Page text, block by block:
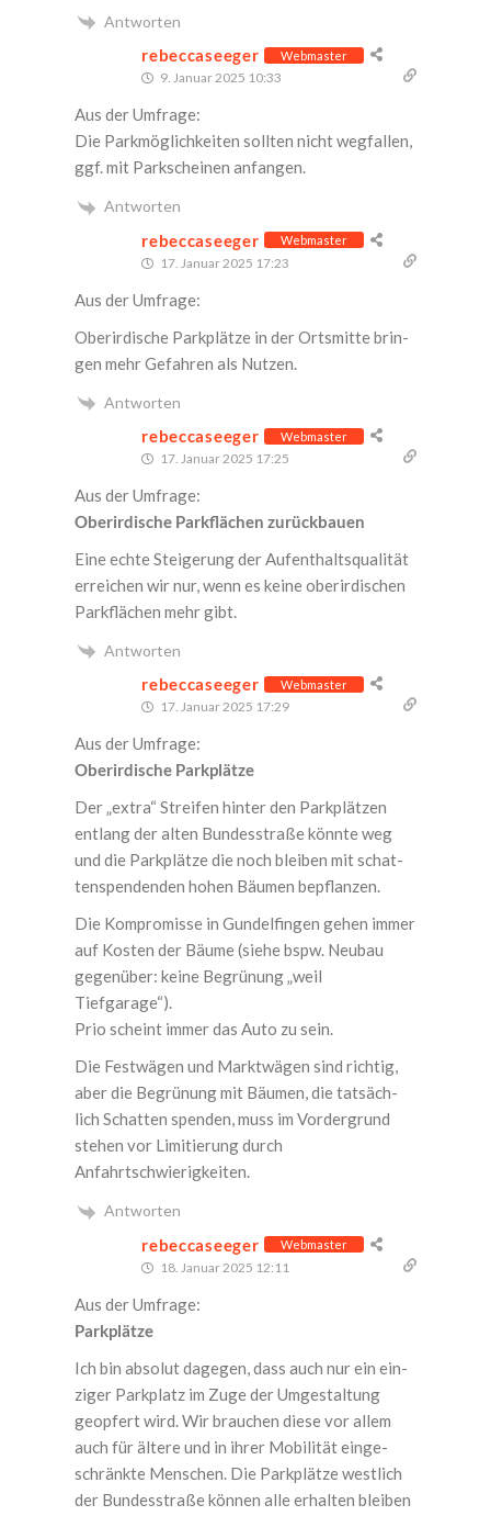
Antworten
rebeccaseeger Webmaster
9. Januar 2025 10:33
Aus der Umfrage:
Die Park­mög­lich­kei­ten soll­ten nicht weg­fal­len,
ggf. mit Park­schei­nen anfangen.
Antworten
rebeccaseeger Webmaster
17. Januar 2025 17:23
Aus der Umfrage:
Ober­ir­di­sche Park­plät­ze in der Orts­mit­te brin­
gen mehr Gefah­ren als Nutzen.
Antworten
rebeccaseeger Webmaster
17. Januar 2025 17:25
Aus der Umfrage:
Ober­ir­di­sche Park­flä­chen zurückbauen
Eine ech­te Stei­ge­rung der Auf­ent­halts­qua­li­tät
errei­chen wir nur, wenn es kei­ne ober­ir­di­schen
Park­flä­chen mehr gibt.
Antworten
rebeccaseeger Webmaster
17. Januar 2025 17:29
Aus der Umfrage:
Ober­ir­di­sche Parkplätze
Der „extra“ Strei­fen hin­ter den Park­plät­zen
ent­lang der alten Bun­des­stra­ße könn­te weg
und die Park­plät­ze die noch blei­ben mit schat­
ten­spen­den­den hohen Bäu­men bepflanzen.
Die Kom­pro­mis­se in Gun­del­fin­gen gehen immer
auf Kos­ten der Bäu­me (sie­he bspw. Neu­bau
gegen­über: kei­ne Begrü­nung „weil
Tiefgarage“).
Prio scheint immer das Auto zu sein.
Die Fest­wä­gen und Markt­wä­gen sind rich­tig,
aber die Begrü­nung mit Bäu­men, die tat­säch­
lich Schat­ten spen­den, muss im Vor­der­grund
ste­hen vor Limi­tie­rung durch
Anfahrtschwierigkeiten.
Antworten
rebeccaseeger Webmaster
18. Januar 2025 12:11
Aus der Umfrage:
Park­plät­ze
Ich bin abso­lut dage­gen, dass auch nur ein ein­
zi­ger Park­platz im Zuge der Umge­stal­tung
geop­fert wird. Wir brau­chen die­se vor allem
auch für älte­re und in ihrer Mobi­li­tät ein­ge­
schränk­te Men­schen. Die Park­plät­ze west­lich
der Bun­des­stra­ße kön­nen alle erhal­ten blei­ben